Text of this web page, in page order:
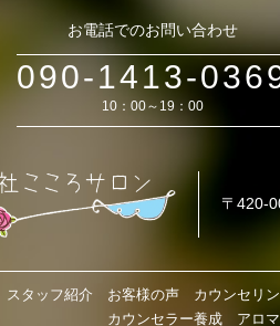
お電話でのお問い合わせ
090-1413-
10：00～19：00
〒420-
スタッフ紹介 お客様の声 カウンセリ
カウンセラー養成
アロ